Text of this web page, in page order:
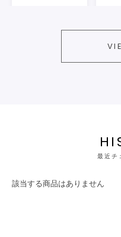
最近チ
該当する商品はありません